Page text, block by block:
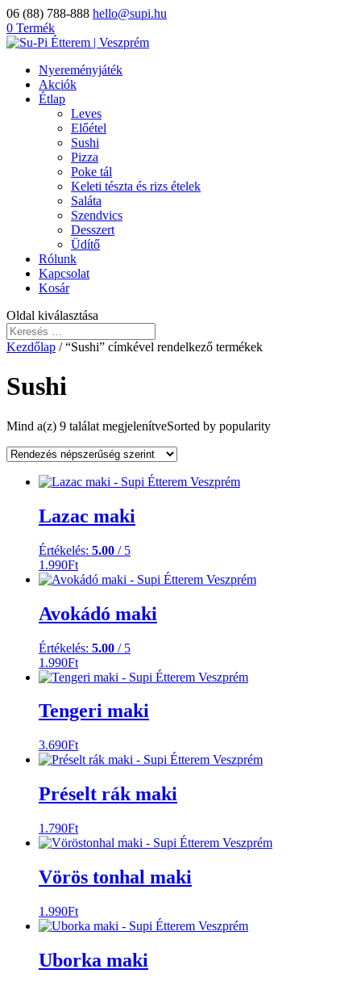
06 (88) 788-888 hello@supi.hu
0 Termék
Nyereményjáték
Akciók
Étlap
Leves
Előétel
Sushi
Pizza
Poke tál
Keleti tészta és rizs ételek
Saláta
Szendvics
Desszert
Üdítő
Rólunk
Kapcsolat
Kosár
Oldal kiválasztása
Kezdőlap / “Sushi” címkével rendelkező termékek
Sushi
Mind a(z) 9 találat megjelenítveSorted by popularity
Lazac maki
Értékelés: 5.00 / 5
1.990Ft
Avokádó maki
Értékelés: 5.00 / 5
1.990Ft
Tengeri maki
3.690Ft
Préselt rák maki
1.790Ft
Vörös tonhal maki
1.990Ft
Uborka maki